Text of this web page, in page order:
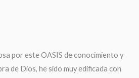
por este OASIS de conocimiento y
de Dios, he sido muy edificada con